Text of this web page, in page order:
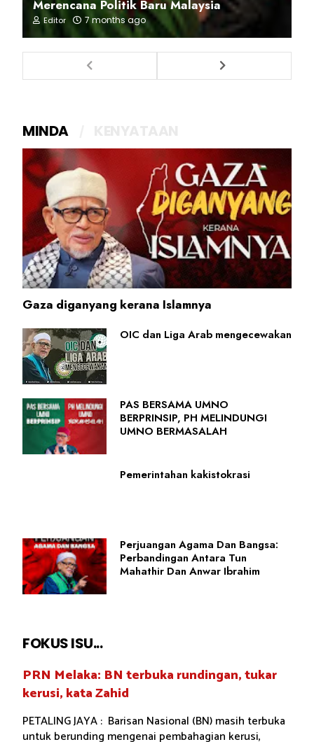
Merencana Politik Baru Malaysia
Editor 7 months ago
MINDA
Gaza diganyang kerana Islamnya
OIC dan Liga Arab mengecewakan
PAS BERSAMA UMNO
BERPRINSIP, PH MELINDUNGI
UMNO BERMASALAH
Pemerintahan kakistokrasi
Perjuangan Agama Dan Bangsa:
Perbandingan Antara Tun
Mahathir Dan Anwar Ibrahim
FOKUS ISU...
PRN Melaka: BN terbuka rundingan, tukar
kerusi, kata Zahid
PETALING JAYA : Barisan Nasional (BN) masih terbuka
untuk berunding mengenai pembahagian kerusi,